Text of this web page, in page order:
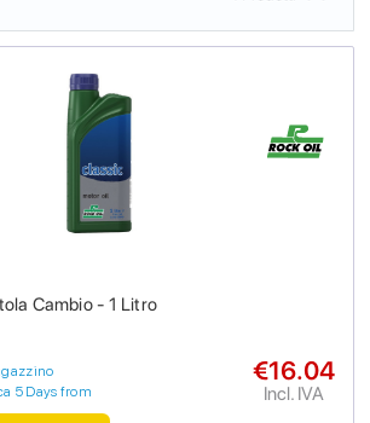
Cambio - 1 Litro
5 Days from
€16.04
Incl. IVA